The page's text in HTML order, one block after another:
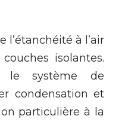
l’étanchéité à l’air
isolantes.
le système de
condensation et
particulière à la